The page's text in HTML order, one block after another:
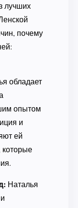
лучших
почему
обладает
опытом
и
ей
которые
Наталья